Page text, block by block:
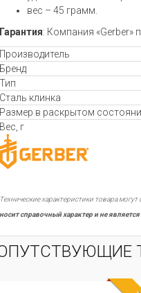
вес – 45 грамм.
Гарантия: Компания «Gerber»
Производитель
Бренд
Тип
Сталь клинка
Размер в раскрытом
Вес, г
Технические характеристики товара
носит справочный характер и не